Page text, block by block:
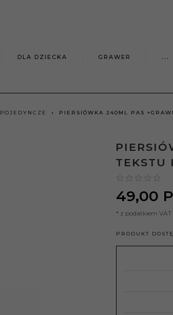
DLA DZIECKA GRAWER ...
POJEDYNCZE PIERSIÓWKA 240ML PAS
TEKSTU
49,00
* z podatkiem VAT
PRODUKT